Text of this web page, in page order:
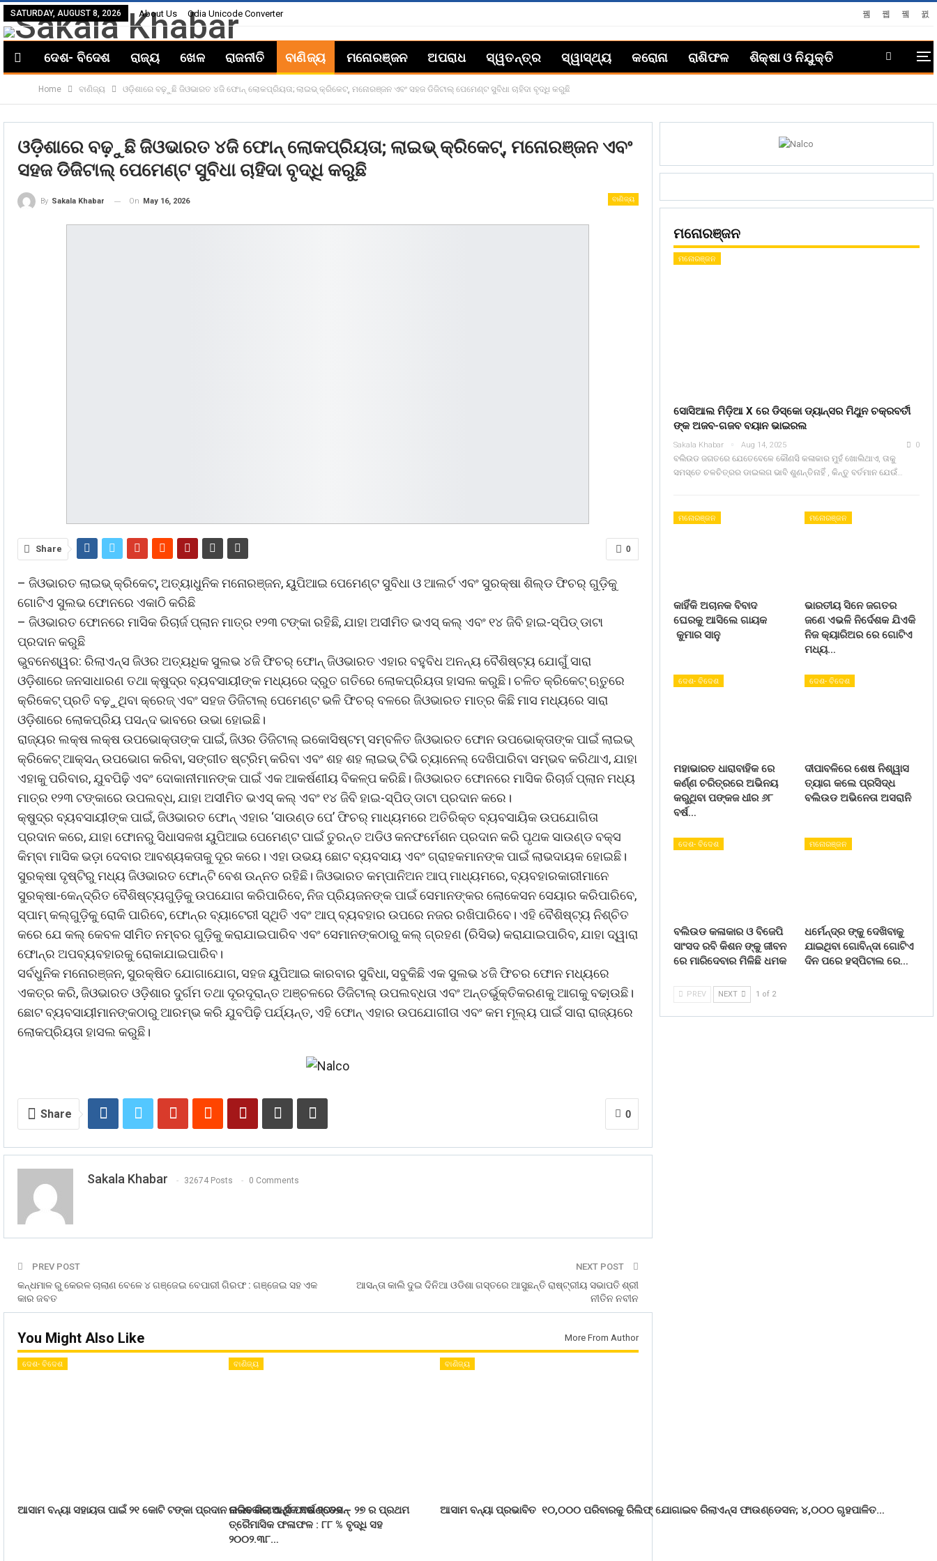
SATURDAY, AUGUST 8, 2026 About Us Odia Unicode Converter
ଦେଶ- ବିଦେଶ ରାଜ୍ୟ ଖେଳ ରାଜନୀତି ବାଣିଜ୍ୟ ମନୋରଞ୍ଜନ ଅପରାଧ ସ୍ୱତନ୍ତ୍ର ସ୍ୱାସ୍ଥ୍ୟ କରୋନା ରାଶିଫଳ ଶିକ୍ଷା ଓ ନିଯୁକ୍ତି
Home ବାଣିଜ୍ୟ ଓଡ଼ିଶାରେ ବଢ଼ୁଛି ଜିଓଭାରତ ୪ଜି ଫୋନ୍ ଲୋକପ୍ରିୟତା; ଲାଇଭ୍ କ୍ରିକେଟ୍, ମନୋରଞ୍ଜନ ଏବଂ ସହଜ ଡିଜିଟାଲ୍ ପେମେଣ୍ଟ ସୁବିଧା ଚାହିଦା ବୃଦ୍ଧି କରୁଛି
ଓଡ଼ିଶାରେ ବଢ଼ୁଛି ଜିଓଭାରତ ୪ଜି ଫୋନ୍ ଲୋକପ୍ରିୟତା; ଲାଇଭ୍ କ୍ରିକେଟ୍, ମନୋରଞ୍ଜନ ଏବଂ
ସହଜ ଡିଜିଟାଲ୍ ପେମେଣ୍ଟ ସୁବିଧା ଚାହିଦା ବୃଦ୍ଧି କରୁଛି
ବାଣିଜ୍ୟ
By Sakala Khabar On May 16, 2026
0
Share
– ଜିଓଭାରତ ଲାଇଭ୍ କ୍ରିକେଟ୍, ଅତ୍ୟାଧୁନିକ ମନୋରଞ୍ଜନ, ୟୁପିଆଇ ପେମେଣ୍ଟ ସୁବିଧା ଓ ଆଲର୍ଟ ଏବଂ ସୁରକ୍ଷା ଶିଲ୍ଡ ଫିଚର୍ ଗୁଡ଼ିକୁ
ଗୋଟିଏ ସୁଲଭ ଫୋନରେ ଏକାଠି କରିଛି
– ଜିଓଭାରତ ଫୋନରେ ମାସିକ ରିଚାର୍ଜ ପ୍ଲାନ ମାତ୍ର ୧୨୩ ଟଙ୍କା ରହିଛି, ଯାହା ଅସୀମିତ ଭଏସ୍ କଲ୍ ଏବଂ ୧୪ ଜିବି ହାଇ-ସ୍ପିଡ୍ ଡାଟା
ପ୍ରଦାନ କରୁଛି
ଭୁବନେଶ୍ୱର: ରିଲାଏନ୍ସ ଜିଓର ଅତ୍ୟଧିକ ସୁଲଭ ୪ଜି ଫିଚର୍ ଫୋନ୍ ଜିଓଭାରତ ଏହାର ବହୁବିଧ ଅନନ୍ୟ ବୈଶିଷ୍ଟ୍ୟ ଯୋଗୁଁ ସାରା
ଓଡ଼ିଶାରେ ଜନସାଧାରଣ ତଥା କ୍ଷୁଦ୍ର ବ୍ୟବସାୟୀଙ୍କ ମଧ୍ୟରେ ଦ୍ରୁତ ଗତିରେ ଲୋକପ୍ରିୟତା ହାସଲ କରୁଛି। ଚଳିତ କ୍ରିକେଟ୍ ଋତୁରେ
କ୍ରିକେଟ୍ ପ୍ରତି ବଢ଼ୁଥିବା କ୍ରେଜ୍ ଏବଂ ସହଜ ଡିଜିଟାଲ୍ ପେମେଣ୍ଟ ଭଳି ଫିଚର୍ ବଳରେ ଜିଓଭାରତ ମାତ୍ର କିଛି ମାସ ମଧ୍ୟରେ ସାରା
ଓଡ଼ିଶାରେ ଲୋକପ୍ରିୟ ପସନ୍ଦ ଭାବରେ ଉଭା ହୋଇଛି।
ରାଜ୍ୟର ଲକ୍ଷ ଲକ୍ଷ ଉପଭୋକ୍ତାଙ୍କ ପାଇଁ, ଜିଓର ଡିଜିଟାଲ୍ ଇକୋସିଷ୍ଟମ୍ ସମ୍ବଳିତ ଜିଓଭାରତ ଫୋନ ଉପଭୋକ୍ତାଙ୍କ ପାଇଁ ଲାଇଭ୍
କ୍ରିକେଟ୍ ଆକ୍ସନ୍ ଉପଭୋଗ କରିବା, ସଙ୍ଗୀତ ଷ୍ଟ୍ରିମ୍ କରିବା ଏବଂ ଶହ ଶହ ଲାଇଭ୍ ଟିଭି ଚ୍ୟାନେଲ୍ ଦେଖିପାରିବା ସମ୍ଭବ କରିଥାଏ, ଯାହା
ଏହାକୁ ପରିବାର, ଯୁବପିଢ଼ି ଏବଂ ଦୋକାନୀମାନଙ୍କ ପାଇଁ ଏକ ଆକର୍ଷଣୀୟ ବିକଳ୍ପ କରିଛି। ଜିଓଭାରତ ଫୋନରେ ମାସିକ ରିଚାର୍ଜ ପ୍ଲାନ ମଧ୍ୟ
ମାତ୍ର ୧୨୩ ଟଙ୍କାରେ ଉପଲବ୍ଧ, ଯାହା ଅସୀମିତ ଭଏସ୍ କଲ୍ ଏବଂ ୧୪ ଜିବି ହାଇ-ସ୍ପିଡ୍ ଡାଟା ପ୍ରଦାନ କରେ।
କ୍ଷୁଦ୍ର ବ୍ୟବସାୟୀଙ୍କ ପାଇଁ, ଜିଓଭାରତ ଫୋନ୍ ଏହାର ‘ସାଉଣ୍ଡ ପେ’ ଫିଚର୍ ମାଧ୍ୟମରେ ଅତିରିକ୍ତ ବ୍ୟବସାୟିକ ଉପଯୋଗିତା
ପ୍ରଦାନ କରେ, ଯାହା ଫୋନରୁ ସିଧାସଳଖ ୟୁପିଆଇ ପେମେଣ୍ଟ ପାଇଁ ତୁରନ୍ତ ଅଡିଓ କନଫର୍ମେଶନ ପ୍ରଦାନ କରି ପୃଥକ ସାଉଣ୍ଡ ବକ୍ସ
କିମ୍ବା ମାସିକ ଭଡ଼ା ଦେବାର ଆବଶ୍ୟକତାକୁ ଦୂର କରେ। ଏହା ଉଭୟ ଛୋଟ ବ୍ୟବସାୟ ଏବଂ ଗ୍ରାହକମାନଙ୍କ ପାଇଁ ଲାଭଦାୟକ ହୋଇଛି।
ସୁରକ୍ଷା ଦୃଷ୍ଟିରୁ ମଧ୍ୟ ଜିଓଭାରତ ଫୋନ୍‌ଟି ବେଶ ଉନ୍ନତ ରହିଛି। ଜିଓଭାରତ କମ୍ପାନିଅନ ଆପ୍ ମାଧ୍ୟମରେ, ବ୍ୟବହାରକାରୀମାନେ
ସୁରକ୍ଷା-କେନ୍ଦ୍ରିତ ବୈଶିଷ୍ଟ୍ୟଗୁଡ଼ିକୁ ଉପଯୋଗ କରିପାରିବେ, ନିଜ ପ୍ରିୟଜନଙ୍କ ପାଇଁ ସେମାନଙ୍କର ଲୋକେସନ ସେୟାର କରିପାରିବେ,
ସ୍ପାମ୍ କଲ୍‌ଗୁଡ଼ିକୁ ରୋକି ପାରିବେ, ଫୋନ୍‌ର ବ୍ୟାଟେରୀ ସ୍ଥିତି ଏବଂ ଆପ୍ ବ୍ୟବହାର ଉପରେ ନଜର ରଖିପାରିବେ। ଏହି ବୈଶିଷ୍ଟ୍ୟ ନିଶ୍ଚିତ
କରେ ଯେ କଲ୍ କେବଳ ସୀମିତ ନମ୍ବର ଗୁଡ଼ିକୁ କରାଯାଇପାରିବ ଏବଂ ସେମାନଙ୍କଠାରୁ କଲ୍ ଗ୍ରହଣ (ରିସିଭ) କରାଯାଇପାରିବ, ଯାହା ଦ୍ୱାରା
ଫୋନ୍‌ର ଅପବ୍ୟବହାରକୁ ରୋକାଯାଇପାରିବ।
ସର୍ବଧୁନିକ ମନୋରଞ୍ଜନ, ସୁରକ୍ଷିତ ଯୋଗାଯୋଗ, ସହଜ ୟୁପିଆଇ କାରବାର ସୁବିଧା, ସବୁକିଛି ଏକ ସୁଲଭ ୪ଜି ଫିଚର ଫୋନ ମଧ୍ୟରେ
ଏକତ୍ର କରି, ଜିଓଭାରତ ଓଡ଼ିଶାର ଦୁର୍ଗମ ତଥା ଦୂରଦୂରାନ୍ତ ଅଞ୍ଚଳରେ ଡିଜିଟାଲ୍ ଉପଲବ୍ଧତା ଏବଂ ଅନ୍ତର୍ଭୁକ୍ତିକରଣକୁ ଆଗକୁ ବଢା଼ଉଛି।
ଛୋଟ ବ୍ୟବସାୟୀମାନଙ୍କଠାରୁ ଆରମ୍ଭ କରି ଯୁବପିଢ଼ି ପର୍ଯ୍ୟନ୍ତ, ଏହି ଫୋନ୍ ଏହାର ଉପଯୋଗୀତା ଏବଂ କମ ମୂଲ୍ୟ ପାଇଁ ସାରା ରାଜ୍ୟରେ
ଲୋକପ୍ରିୟତା ହାସଲ କରୁଛି।
0
Share
Sakala Khabar 32674 Posts 0 Comments
PREV POST
କନ୍ଧମାଳ ରୁ କେରଳ ଚାଲାଣ ବେଳେ ୪ ଗଞ୍ଜେଇ ବେପାରୀ ଗିରଫ : ଗଞ୍ଜେଇ ସହ ଏକ
କାର ଜବତ
NEXT POST
ଆସନ୍ତା କାଲି ଦୁଇ ଦିନିଆ ଓଡିଶା ଗସ୍ତରେ ଆସୁଛନ୍ତି ରାଷ୍ଟ୍ରୀୟ ସଭାପତି ଶ୍ରୀ
ନୀତିନ ନବୀନ
You Might Also Like More From Author
ଦେଶ- ବିଦେଶ
ଆସାମ ବନ୍ୟା ସହାୟତା ପାଇଁ ୨୧ କୋଟି ଟଙ୍କା ପ୍ରଦାନ କରିବ ରିଲାଏନ୍ସ ଫାଉଣ୍ଡେସନ୍
ବାଣିଜ୍ୟ
ନାଲକୋର ଆର୍ଥିକ ବର୍ଷ ୨୦୨୬ – ୨୭ ର ପ୍ରଥମ
ତ୍ରୈମାସିକ ଫଳାଫଳ : ୮୮ % ବୃଦ୍ଧି ସହ
୨୦୦୨.୩୮…
ବାଣିଜ୍ୟ
ଆସାମ ବନ୍ୟା ପ୍ରଭାବିତ ୧୦,୦୦୦ ପରିବାରକୁ ରିଲିଫ୍ ଯୋଗାଇବ ରିଲାଏନ୍ସ ଫାଉଣ୍ଡେସନ; ୪,୦୦୦ ଗୃହପାଳିତ…
ମନୋରଞ୍ଜନ
ମନୋରଞ୍ଜନ
ସୋସିଆଲ ମିଡ଼ିଆ X ରେ ଡିସ୍କୋ ଡ୍ୟାନ୍ସର ମିଥୁନ ଚକ୍ରବର୍ତୀ
ଙ୍କ ଅଜବ-ଗଜବ ବୟାନ ଭାଇରଲ
Sakala Khabar Aug 14, 2025 0
ବଲିଉଡ ଜଗତରେ ଯେତେବେଳେ କୌଣସି କଳାକାର ମୁହଁ ଖୋଲିଥାଏ, ତାକୁ
ସମସ୍ତେ ଚଳଚିତ୍ରର ଡାଇଲଗ ଭାବି ଶୁଣନ୍ତିନାହିଁ , କିନ୍ତୁ ବର୍ତମାନ ଯେଉଁ…
ମନୋରଞ୍ଜନ
କାହିଁକି ଅଚାନକ ବିବାଦ
ଘେରକୁ ଆସିଲେ ଗାୟକ
କୁମାର ସାନୁ
ମନୋରଞ୍ଜନ
ଭାରତୀୟ ସିନେ ଜଗତର
ଜଣେ ଏଭଳି ନିର୍ଦେଶକ ଯିଏକି
ନିଜ କ୍ୟାରିଅର ରେ ଗୋଟିଏ
ମଧ୍ୟ…
ଦେଶ- ବିଦେଶ
ମହାଭାରତ ଧାରାବାହିକ ରେ
କର୍ଣ୍ଣ ଚରିତ୍ରରେ ଅଭିନୟ
କରୁଥିବା ପଙ୍କଜ ଧୀର ୬୮
ବର୍ଷ…
ଦେଶ- ବିଦେଶ
ଦୀପାବଳିରେ ଶେଷ ନିଶ୍ୱାସ
ତ୍ୟାଗ କଲେ ପ୍ରସିଦ୍ଧ
ବଲିଉଡ ଅଭିନେତା ଅସରାନି
ଦେଶ- ବିଦେଶ
ବଲିଉଡ କଳାକାର ଓ ବିଜେପି
ସାଂସଦ ରବି କିଶନ ଙ୍କୁ ଜୀବନ
ରେ ମାରିଦେବାର ମିଳିଛି ଧମକ
ମନୋରଞ୍ଜନ
ଧର୍ମେନ୍ଦ୍ର ଙ୍କୁ ଦେଖିବାକୁ
ଯାଇଥିବା ଗୋବିନ୍ଦା ଗୋଟିଏ
ଦିନ ପରେ ହସ୍ପିଟାଲ ରେ…
PREV NEXT 1 of 2